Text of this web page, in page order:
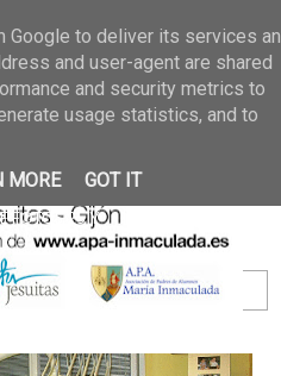
GALERIA DE FOTOS
25 may 2026
GALERIA
2026
20 may
FOTOS
2026
28 abr
FOTOS 25 Y
to deliver its services
and user-agent are shared
and security metrics to
usage statistics, and to
MORE
GOT IT